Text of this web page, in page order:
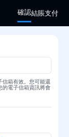
確認結賬支付
信箱有效。您可能還
的電子信箱資訊將會